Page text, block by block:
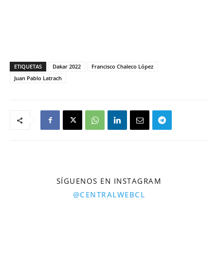
ETIQUETAS Dakar 2022
Francisco Chaleco López
Juan Pablo Latrach
SÍGUENOS EN INSTAGRAM
@CENTRALWEBCL